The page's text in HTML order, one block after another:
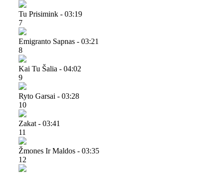
Tu Prisimink - 03:19
7
Emigranto Sapnas - 03:21
8
Kai Tu Šalia - 04:02
9
Ryto Garsai - 03:28
10
Zakat - 03:41
11
Žmones Ir Maldos - 03:35
12